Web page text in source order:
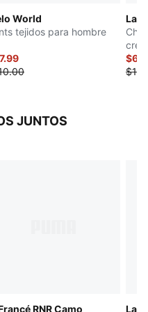
World
tejidos para hombre
JUNTOS
RNR Camo